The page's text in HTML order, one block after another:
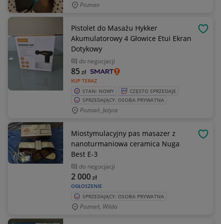
Poznan
Pistolet do Masażu Hykker
Akumulatorowy 4 Głowice Etui Ekran
Dotykowy
do negocjacji
KUP TERAZ
85zł
STAN: NOWY
CZĘSTO SPRZEDAJE
SPRZEDAJĄCY: OSOBA PRYWATNA
Poznań, Jeżyce
Miostymulacyjny pas masazer z
nanoturmaniowa ceramica Nuga
Best E-3
do negocjacji
OGŁOSZENIE
2 000zł
SPRZEDAJĄCY: OSOBA PRYWATNA
Poznań, Wilda